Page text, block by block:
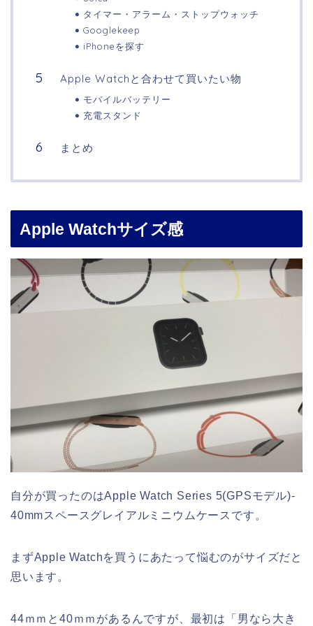
タイマー・アラーム・ストップウォッチ
Googlekeep
iPhoneを探す
Apple Watchと合わせて買いたい物
モバイルバッテリー
充電スタンド
まとめ
Apple Watchサイズ感
自分が買ったのはApple Watch Series 5(GPSモデル)-
40mmスペースグレイアルミニウムケースです。
まずApple Watchを買うにあたって悩むのがサイズだと
思います。
44ｍｍと40ｍｍがあるんですが、最初は「男なら大き